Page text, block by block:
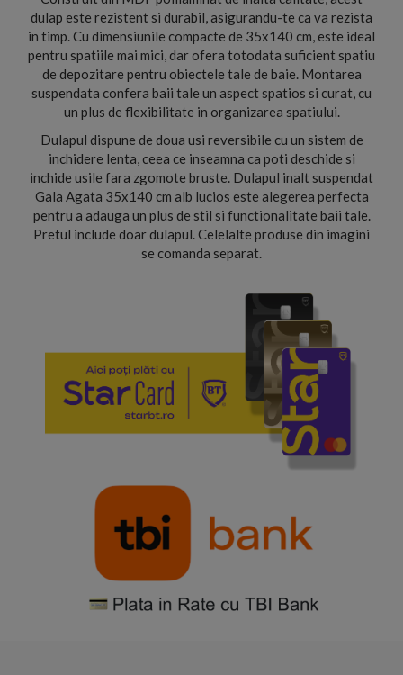
dulap este rezistent si durabil, asigurandu-te ca va rezista
in timp. Cu dimensiunile compacte de 35x140 cm, este ideal
pentru spatiile mai mici, dar ofera totodata suficient spatiu
de depozitare pentru obiectele tale de baie. Montarea
suspendata confera baii tale un aspect spatios si curat, cu
un plus de flexibilitate in organizarea spatiului.
Dulapul dispune de doua usi reversibile cu un sistem de
inchidere lenta, ceea ce inseamna ca poti deschide si
inchide usile fara zgomote bruste. Dulapul inalt suspendat
Gala Agata 35x140 cm alb lucios este alegerea perfecta
pentru a adauga un plus de stil si functionalitate baii tale.
Pretul include doar dulapul. Celelalte produse din imagini
se comanda separat.